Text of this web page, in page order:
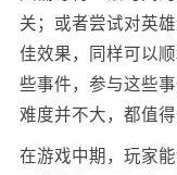
关；或者尝试对英
佳效果，同样可以
些事件，参与这些
难度并不大，都值得
在游戏中期，玩家